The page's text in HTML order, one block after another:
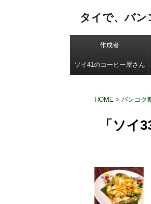
タイで、バン
作成者
ソイ41のコーヒー屋さん
HOME > バンコク
「ソイ